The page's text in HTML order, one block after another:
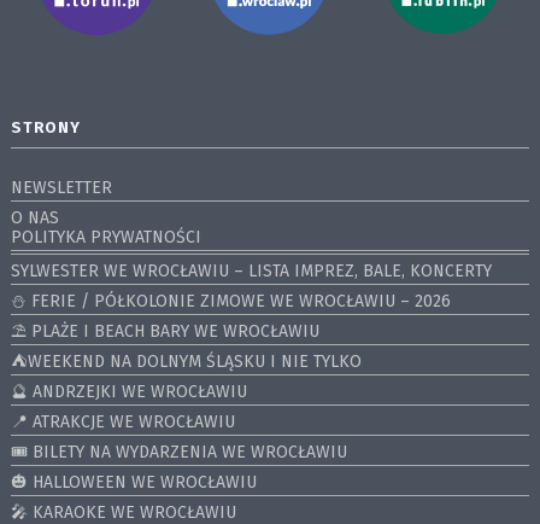
STRONY
NEWSLETTER
O NAS
POLITYKA PRYWATNOŚCI
SYLWESTER WE WROCŁAWIU – LISTA IMPREZ, BALE, KONCERTY
⛄️ FERIE / PÓŁKOLONIE ZIMOWE WE WROCŁAWIU – 2026
⛱️ PLAŻE I BEACH BARY WE WROCŁAWIU
⛺️WEEKEND NA DOLNYM ŚLĄSKU I NIE TYLKO
🔮 ANDRZEJKI WE WROCŁAWIU
📍 ATRAKCJE WE WROCŁAWIU
🎟️ BILETY NA WYDARZENIA WE WROCŁAWIU
🎃 HALLOWEEN WE WROCŁAWIU
🎤 KARAOKE WE WROCŁAWIU